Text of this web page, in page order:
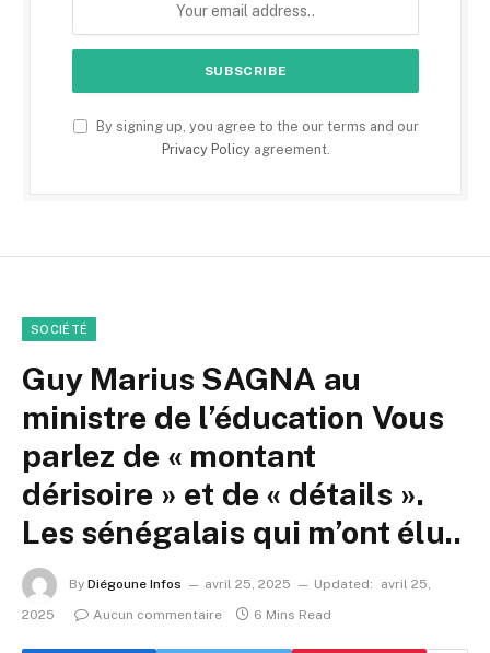
By signing up, you agree to the our terms and our
Privacy Policyagreement.
SOCIÉTÉ
Guy Marius SAGNA au
ministre de l’éducation Vous
parlez de « montant
dérisoire » et de « détails ».
Les sénégalais qui m’ont élu..
By Diégoune Infos avril 25, 2025 Updated:
avril 25,
2025
Aucun commentaire 6 Mins Read